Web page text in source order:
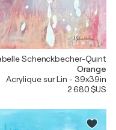
Schenckbecher-Quint
Orange
Acrylique sur Lin - 39x39in
2 680 $US